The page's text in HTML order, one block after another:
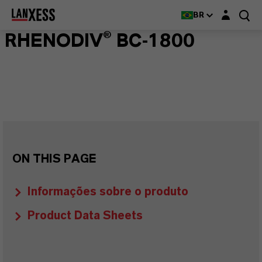
BR Login layer
RHENODIV® BC-1800
ON THIS PAGE
Informações sobre o produto
Product Data Sheets